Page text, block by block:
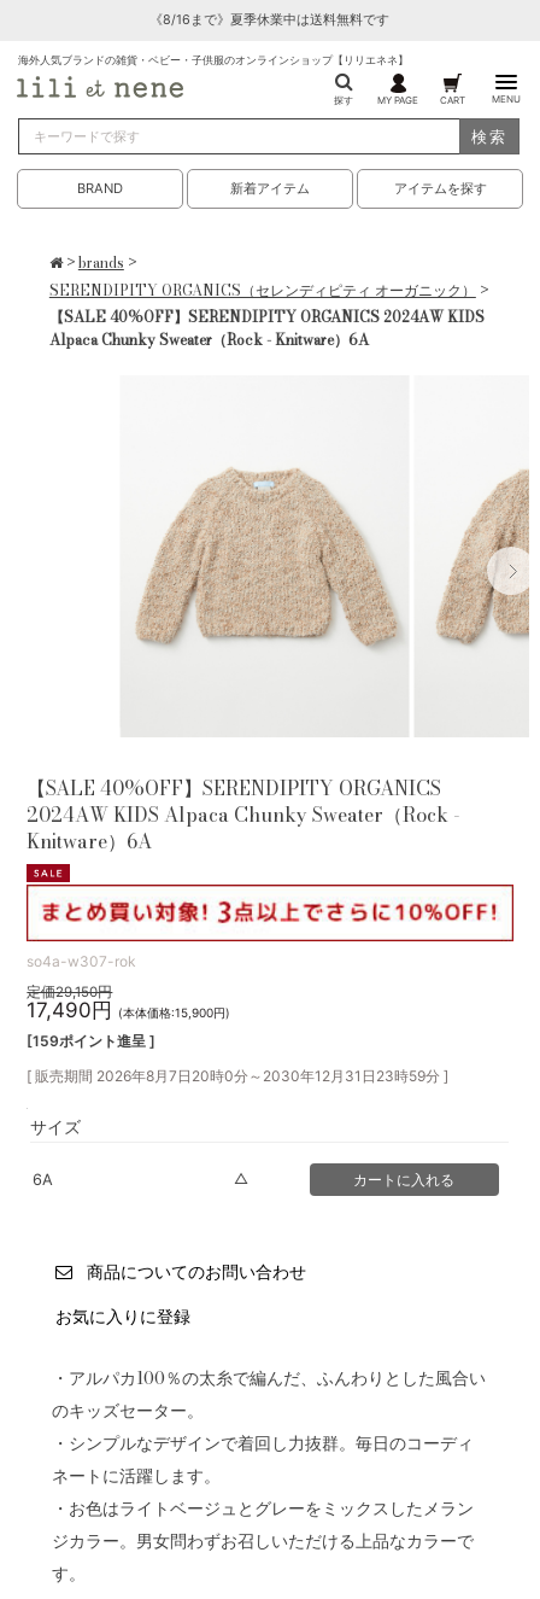
《8/16まで》夏季休業中は送料無料です
海外人気ブランドの雑貨・ベビー・子供服のオンラインショップ【リリエネネ】
探す MY PAGE CART MENU
検索
BRAND 新着アイテム アイテムを探す
>brands >
SERENDIPITY ORGANICS（セレンディピティ オーガニック） >
【SALE 40%OFF】SERENDIPITY ORGANICS 2024AW KIDS
Alpaca Chunky Sweater（Rock - Knitware）6A
【SALE 40%OFF】SERENDIPITY ORGANICS
2024AW KIDS Alpaca Chunky Sweater（Rock -
Knitware）6A
so4a-w307-rok
定価29,150円
17,490円 (本体価格:15,900円)
[159ポイント進呈 ]
[ 販売期間 2026年8月7日20時0分～ 2030年12月31日23時59分 ]
サイズ
6A △
商品についてのお問い合わせ
お気に入りに登録
・アルパカ100％の太糸で編んだ、ふんわりとした風合い
のキッズセーター。
・シンプルなデザインで着回し力抜群。毎日のコーディ
ネートに活躍します。
・お色はライトベージュとグレーをミックスしたメラン
ジカラー。男女問わずお召しいただける上品なカラーで
す。